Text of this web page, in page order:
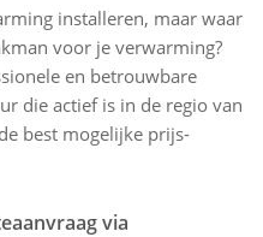
installeren, maar waar
voor je verwarming?
en betrouwbare
die actief is in de regio van
best mogelijke prijs-
via